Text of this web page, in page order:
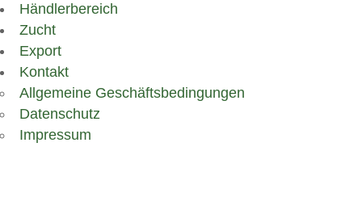
Händlerbereich
Zucht
Export
Kontakt
Allgemeine Geschäftsbedingungen
Datenschutz
Impressum